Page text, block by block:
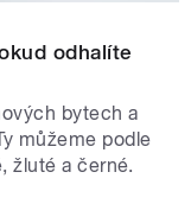
odhalíte
bytech a
můžeme podle
žluté a černé.